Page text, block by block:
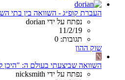
העברת קופ״ג - השוואה בין בתי
נפתח על ידי dorian
11/2/19
תגובות: 0
שוק ההון
N
השוואה שביצעתי בעולם ה:
נפתח על ידי nicksmith